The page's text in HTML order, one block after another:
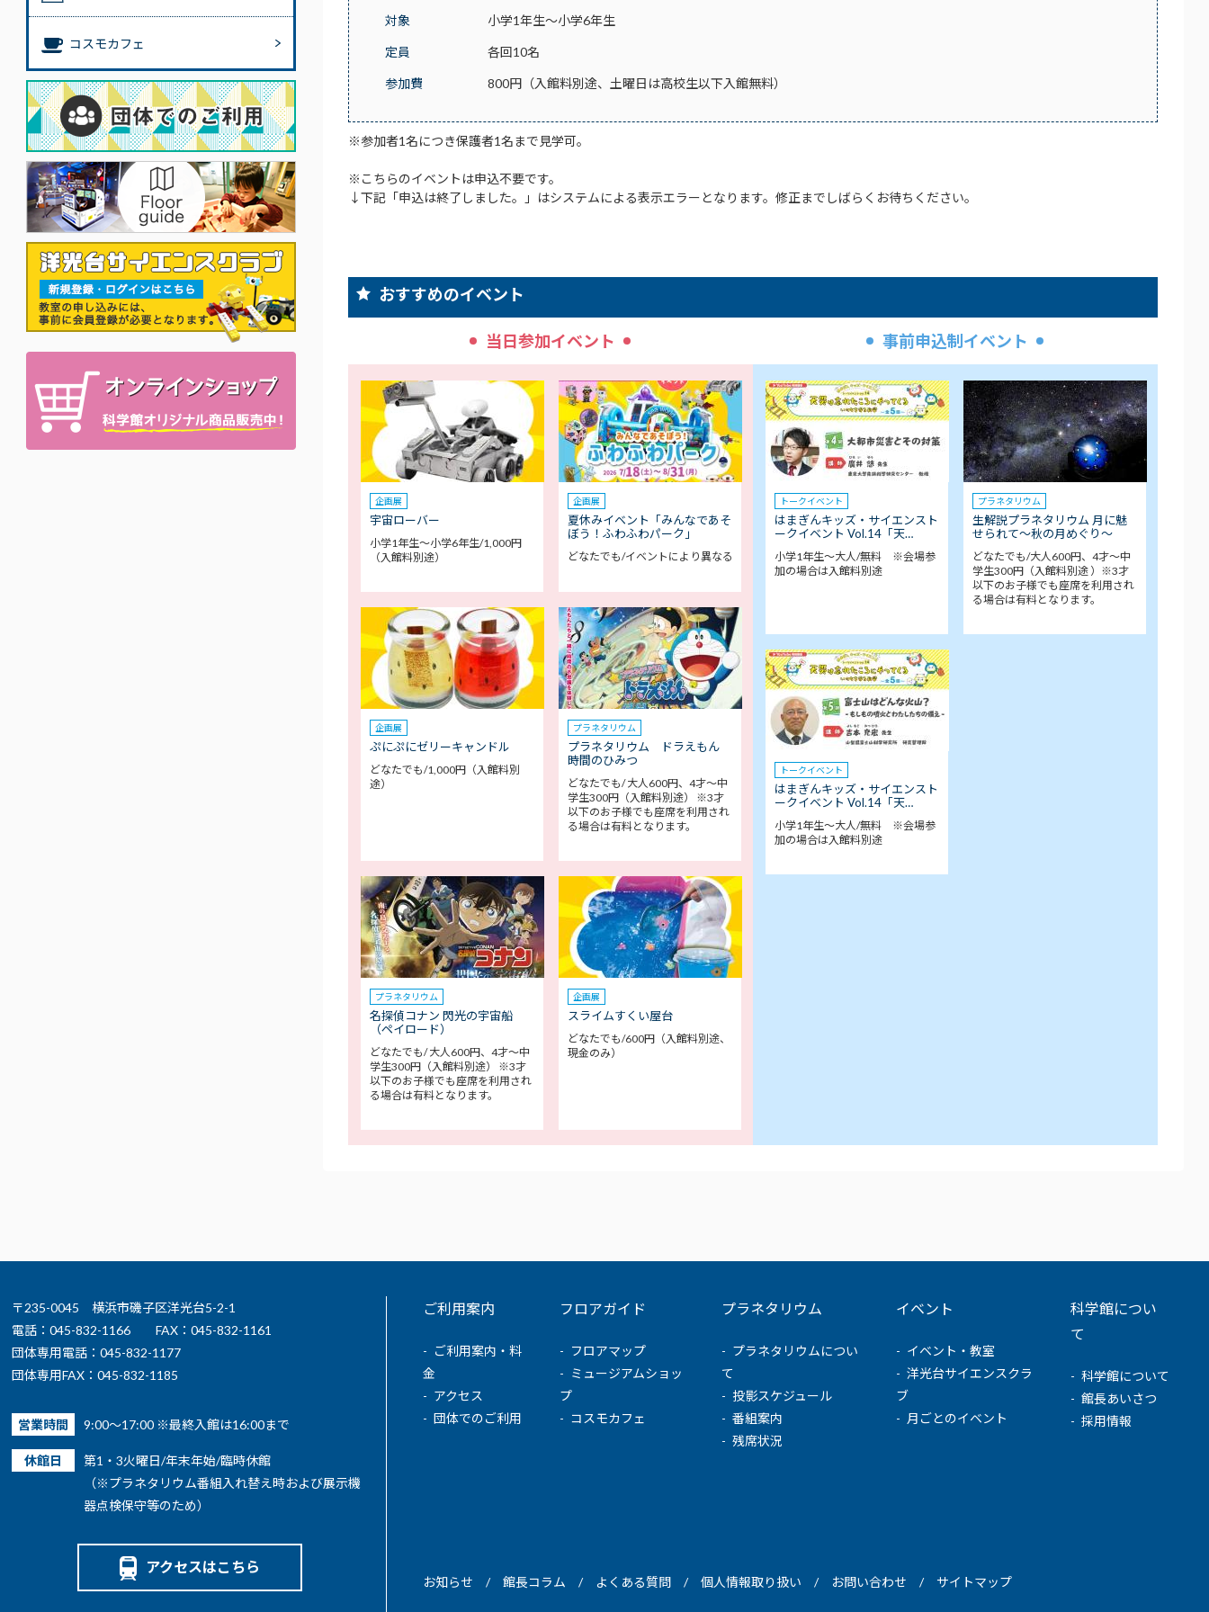
コスモカフェ
対象 小学1年生～小学6年生
定員 各回10名
参加費 800円（入館料別途、土曜日は高校生以下入館無料）
※参加者1名につき保護者1名まで見学可。
※こちらのイベントは申込不要です。
↓下記「申込は終了しました。」はシステムによる表示エラーとなります。修正までしばらくお待ちください。
おすすめのイベント
当日参加イベント
企画展
宇宙ローバー
小学1年生～小学6年生/1,000円
（入館料別途）
企画展
夏休みイベント「みんなであそ
ぼう！ふわふわパーク」
どなたでも/イベントにより異なる
企画展
ぷにぷにゼリーキャンドル
どなたでも/1,000円（入館料別
途）
プラネタリウム
プラネタリウム ドラえもん
時間のひみつ
どなたでも/ 大人600円、4才～中
学生300円（入館料別途） ※3才
以下のお子様でも座席を利用され
る場合は有料となります。
プラネタリウム
名探偵コナン 閃光の宇宙船
（ペイロード）
どなたでも/ 大人600円、4才～中
学生300円（入館料別途） ※3才
以下のお子様でも座席を利用され
る場合は有料となります。
企画展
スライムすくい屋台
どなたでも/600円（入館料別途、
現金のみ）
事前申込制イベント
トークイベント
はまぎんキッズ・サイエンスト
ークイベント Vol.14「天…
小学1年生～大人/無料 ※会場参
加の場合は入館料別途
プラネタリウム
生解説プラネタリウム 月に魅
せられて～秋の月めぐり～
どなたでも/大人600円、4才～中
学生300円（入館料別途 ）※3才
以下のお子様でも座席を利用され
る場合は有料となります。
トークイベント
はまぎんキッズ・サイエンスト
ークイベント Vol.14「天…
小学1年生～大人/無料 ※会場参
加の場合は入館料別途
〒235-0045 横浜市磯子区洋光台5-2-1
電話：045-832-1166
FAX：045-832-1161
団体専用電話：045-832-1177
団体専用FAX：045-832-1185
営業時間 9:00～17:00 ※最終入館は16:00まで
休館日
第1・3火曜日/年末年始/臨時休館
（※プラネタリウム番組入れ替え時および展示機
器点検保守等のため）
アクセスはこちら
ご利用案内
ご利用案内・料
金
アクセス
団体でのご利用
フロアガイド
フロアマップ
ミュージアムショッ
プ
コスモカフェ
プラネタリウム
プラネタリウムについ
て
投影スケジュール
番組案内
残席状況
イベント
イベント・教室
洋光台サイエンスクラ
ブ
月ごとのイベント
科学館につい
て
科学館について
館長あいさつ
採用情報
お知らせ 館長コラム よくある質問 個人情報取り扱い お問い合わせ サイトマップ